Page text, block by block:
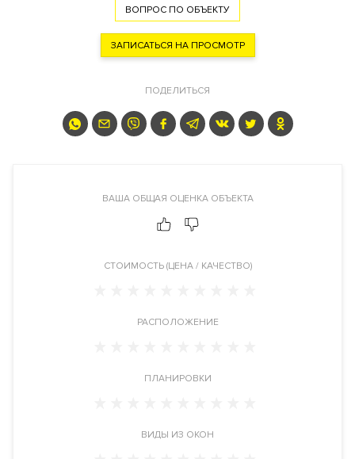
Центральное
Индивидуальный тепловой пункт
Описание
планировочных решений квартир.
пентхаусы с террасами и панорамными видами. Фитнес-клуб.
С верхних этажей и пентхаусов жилого комплекса
ВОПРОС ПО ОБЪЕКТУ
ЗАПИСАТЬСЯ НА ПРОСМОТР
ПОДЕЛИТЬСЯ
ВАША ОБЩАЯ ОЦЕНКА ОБЪЕКТА
CТОИМОСТЬ (ЦЕНА / КАЧЕСТВО)
РАСПОЛОЖЕНИЕ
ПЛАНИРОВКИ
ВИДЫ ИЗ ОКОН